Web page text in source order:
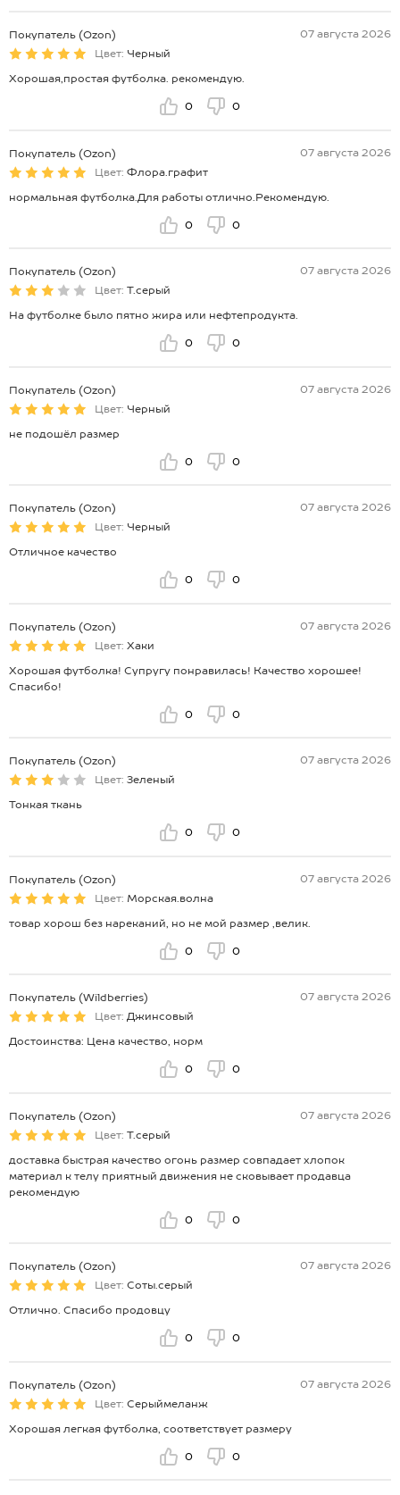
Покупатель (Ozon)
07 августа 2026
Цвет: Черный
Хорошая,простая футболка. рекомендую.
0 0
Покупатель (Ozon)
07 августа 2026
Цвет: Флора.графит
нормальная футболка.Для работы отлично.Рекомендую.
0 0
Покупатель (Ozon)
07 августа 2026
Цвет: Т.серый
На футболке было пятно жира или нефтепродукта.
0 0
Покупатель (Ozon)
07 августа 2026
Цвет: Черный
не подошёл размер
0 0
Покупатель (Ozon)
07 августа 2026
Цвет: Черный
Отличное качество
0 0
Покупатель (Ozon)
07 августа 2026
Цвет: Хаки
Хорошая футболка! Супругу понравилась! Качество хорошее!
Спасибо!
0 0
Покупатель (Ozon)
07 августа 2026
Цвет: Зеленый
Тонкая ткань
0 0
Покупатель (Ozon)
07 августа 2026
Цвет: Морская.волна
товар хорош без нареканий, но не мой размер ,велик.
0 0
Покупатель (Wildberries)
07 августа 2026
Цвет: Джинсовый
Достоинства: Цена качество, норм
0 0
Покупатель (Ozon)
07 августа 2026
Цвет: Т.серый
доставка быстрая качество огонь размер совпадает хлопок
материал к телу приятный движения не сковывает продавца
рекомендую
0 0
Покупатель (Ozon)
07 августа 2026
Цвет: Соты.серый
Отлично. Спасибо продовцу
0 0
Покупатель (Ozon)
07 августа 2026
Цвет: Серыймеланж
Хорошая легкая футболка, соответствует размеру
0 0